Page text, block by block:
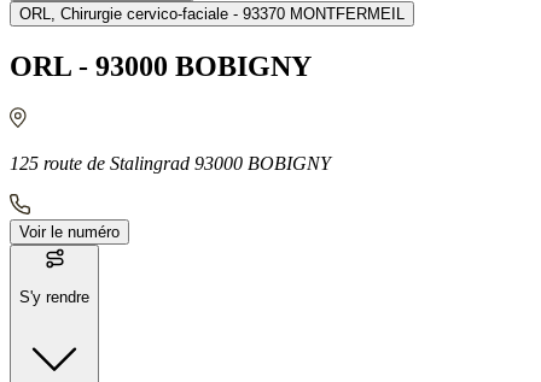
ORL, Chirurgie cervico-faciale - 93370 MONTFERMEIL
ORL - 93000 BOBIGNY
125 route de Stalingrad 93000 BOBIGNY
Voir le numéro
S'y rendre